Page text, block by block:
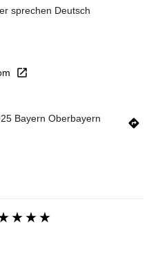
sprechen Deutsch
Bayern Oberbayern